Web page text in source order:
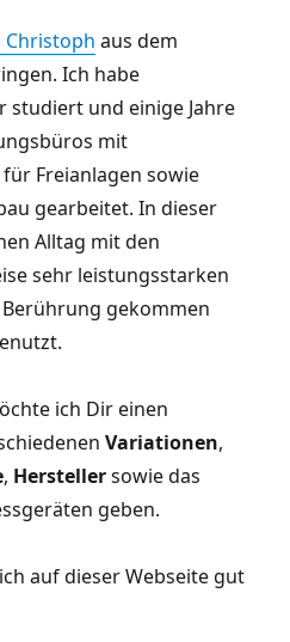
Christoph aus dem
Ich habe
studiert und einige Jahre
mit
Freianlagen sowie
gearbeitet. In dieser
Alltag mit den
sehr leistungsstarken
gekommen
ich Dir einen
Variationen,
, Herstellersowie das
geben.
auf dieser Webseite gut